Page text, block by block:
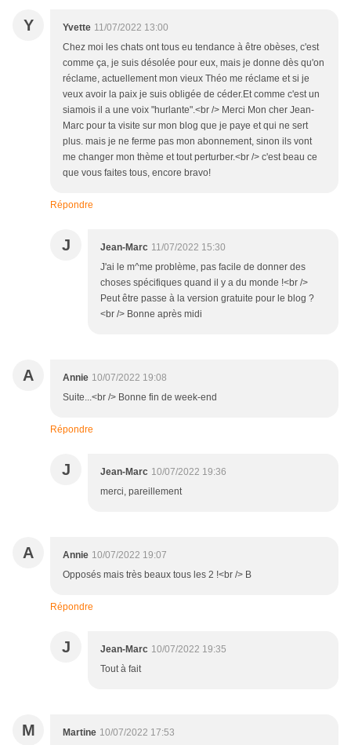
Y Yvette 11/07/2022 13:00
Chez moi les chats ont tous eu tendance à être obèses, c'est
comme ça, je suis désolée pour eux, mais je donne dès qu'on
réclame, actuellement mon vieux Théo me réclame et si je
veux avoir la paix je suis obligée de céder.Et comme c'est un
siamois il a une voix "hurlante".<br /> Merci Mon cher Jean-
Marc pour ta visite sur mon blog que je paye et qui ne sert
plus. mais je ne ferme pas mon abonnement, sinon ils vont
me changer mon thème et tout perturber.<br /> c'est beau ce
que vous faites tous, encore bravo!
Répondre
J Jean-Marc 11/07/2022 15:30
J'ai le m^me problème, pas facile de donner des
choses spécifiques quand il y a du monde !<br />
Peut être passe à la version gratuite pour le blog ?
<br /> Bonne après midi
A Annie 10/07/2022 19:08
Suite...<br /> Bonne fin de week-end
Répondre
J Jean-Marc 10/07/2022 19:36
merci, pareillement
A Annie 10/07/2022 19:07
Opposés mais très beaux tous les 2 !<br /> B
Répondre
J Jean-Marc 10/07/2022 19:35
Tout à fait
M Martine 10/07/2022 17:53